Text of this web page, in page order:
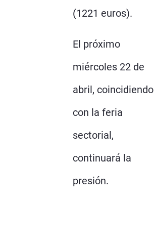
(1221 euros).
El próximo
miércoles 22 de
abril, coincidiendo
con la feria
sectorial,
continuará la
presión.